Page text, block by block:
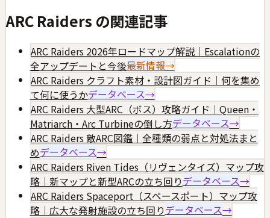
ARC Raiders の関連記事
ARC Raiders 2026年ロードマップ解説｜Escalationの
全アップデートと今後最新情報→
ARC Raiders クラフト素材・設計図ガイド｜何を集め
て何に使うかデータベース→
ARC Raiders 大型ARC（ボス）攻略ガイド｜Queen・
Matriarch・Arc Turbineの倒し方データベース→
ARC Raiders 敵ARC図鑑｜全種類の弱点と対処法まと
めデータベース→
ARC Raiders Riven Tides（リヴェンタイズ）マップ攻
略｜新マップと新型ARCの立ち回りデータベース→
ARC Raiders Spaceport（スペースポート）マップ攻
略｜広大な発射施設の立ち回りデータベース→